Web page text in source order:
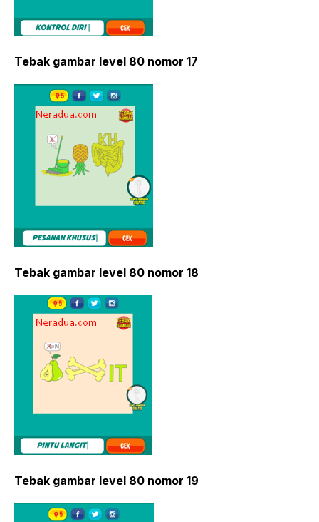
Tebak gambar level 80 nomor 17
Tebak gambar level 80 nomor 18
Tebak gambar level 80 nomor 19